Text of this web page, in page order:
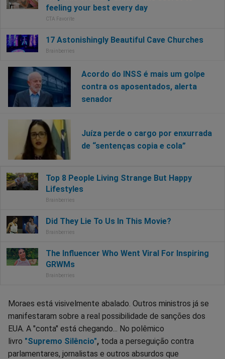
Acordo do INSS é mais um golpe
contra os aposentados, alerta
senador
Juíza perde o cargo por enxurrada
de “sentenças copia e cola”
Moraes está visivelmente abalado. Outros ministros já se
manifestaram sobre a real possibilidade de sanções dos
EUA. A "conta" está chegando... No polêmico
livro "Supremo Silêncio", toda a perseguição contra
parlamentares, jornalistas e outros absurdos que